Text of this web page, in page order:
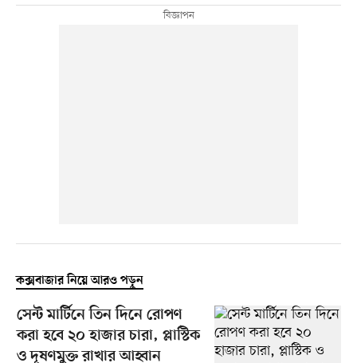
কক্সবাজার নিয়ে আরও পড়ুন
সেন্ট মার্টিনে তিন দিনে রোপণ
করা হবে ২০ হাজার চারা, প্লাস্টিক
ও দূষণমুক্ত রাখার আহ্বান